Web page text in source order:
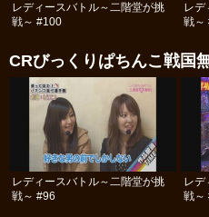
レディースバトル～二階堂が挑
戦～ #100
レデ
戦～
CRびっくりぱちんこ戦国
レディースバトル～二階堂が挑
戦～ #96
レデ
戦～